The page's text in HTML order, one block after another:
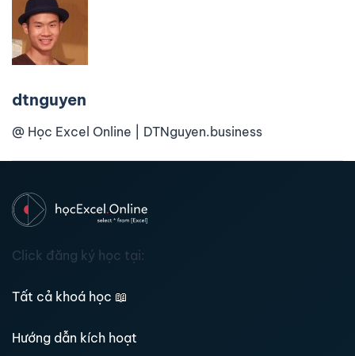
dtnguyen
@ Học Excel Online | DTNguyen.business
Click đăng ký học tại:
Tất cả khoá học 📖
Hướng dẫn kích hoạt